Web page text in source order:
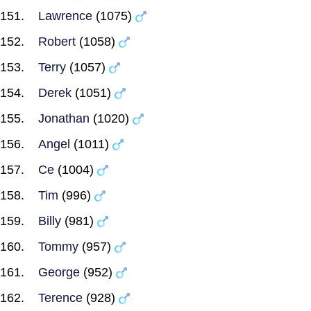
Lawrence (1075)
Robert (1058)
Terry (1057)
Derek (1051)
Jonathan (1020)
Angel (1011)
Ce (1004)
Tim (996)
Billy (981)
Tommy (957)
George (952)
Terence (928)